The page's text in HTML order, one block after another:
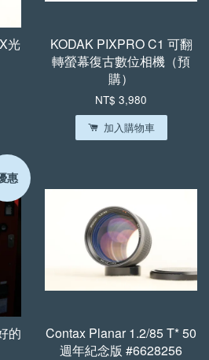
光
KODAK PIXPRO C1 可翻
轉螢幕復古數位相機（預
購）
NT$ 3,980
加入購物車
惠
的
Contax Planar 1.2/85 T* 50
週年紀念版 #6628256